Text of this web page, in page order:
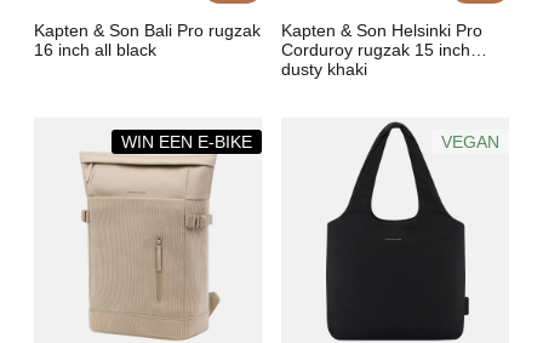
Kapten & Son Bali Pro rugzak
16 inch all black
Kapten & Son Helsinki Pro
Corduroy rugzak 15 inch
dusty khaki
WIN EEN E-BIKE VEGAN